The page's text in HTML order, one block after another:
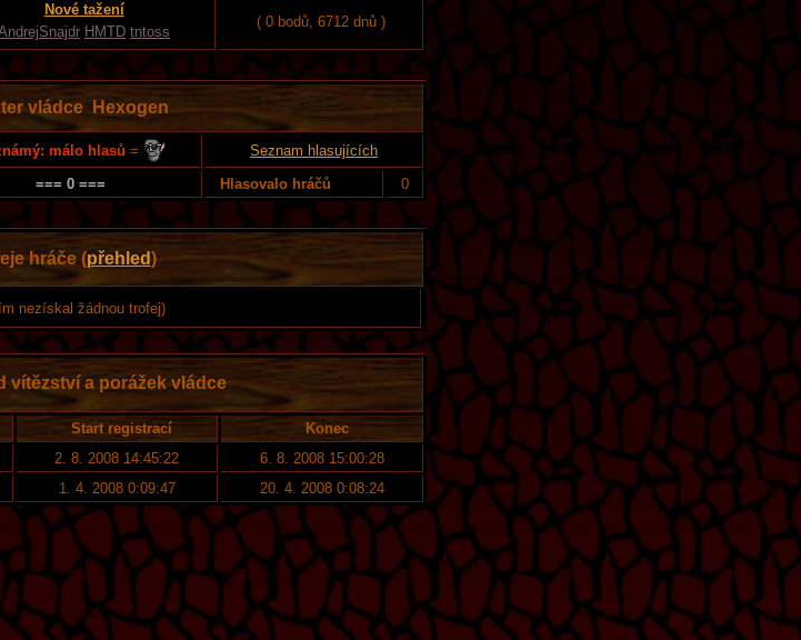
Nové tažení
HMTD tntoss
( 0 bodů, 6712 dnů )
vládce Hexogen
málo hlasů =
Seznam hlasujících
=== 0 === Hlasovalo hráčů 0
hráče (přehled)
nezískal žádnou trofej)
vítězství a porážek vládce
Start registrací
Konec
2. 8. 2008 14:45:22
6. 8. 2008 15:00:28
1. 4. 2008 0:09:47 20. 4. 2008 0:08:24